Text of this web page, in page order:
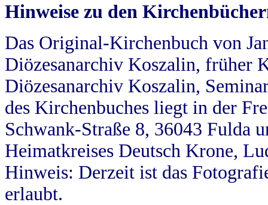
Hinweise zu den
Das Original-Kirchenbuch von
Diözesanarchiv Koszalin, früher
Diözesanarchiv Koszalin,
des Kirchenbuches liegt in der
Schwank-Straße 8, 36043 Fulda
Heimatkreises Deutsch Krone,
Hinweis: Derzeit ist das
erlaubt.